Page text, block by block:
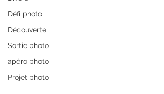
Défi photo
Découverte
Sortie photo
apéro photo
Projet photo